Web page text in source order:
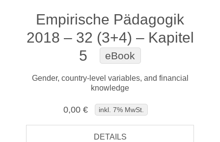
Empirische Pädagogik
2018 – 32 (3+4) – Kapitel
5
eBook
Gender, country-level variables, and financial
knowledge
0,00 € inkl. 7% MwSt.
DETAILS